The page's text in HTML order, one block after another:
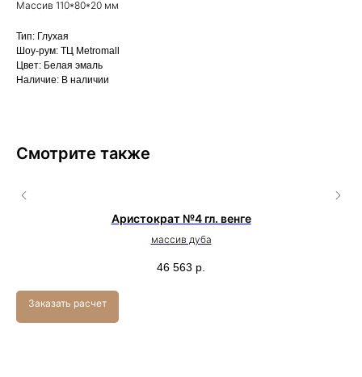
Массив 110*80*20 мм
Тип: Глухая
Шоу-рум: ТЦ Metromall
Цвет: Белая эмаль
Наличие: В наличии
Смотрите также
Аристократ №4 гл. венге
массив дуба
46 563 р.